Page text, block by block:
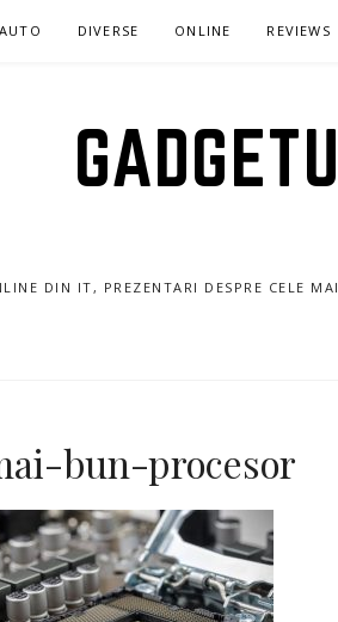
AUTO DIVERSE ONLINE REVIEWS
DIN IT, PREZENTARI DESPRE CELE
bun-procesor